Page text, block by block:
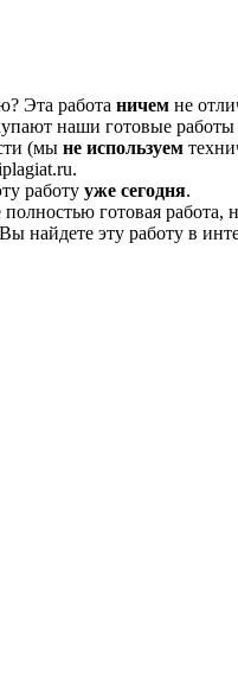
Эта работа ничем не
наши готовые
(мы не используем
работу уже сегодня.
готовая работа,
найдете эту работу в